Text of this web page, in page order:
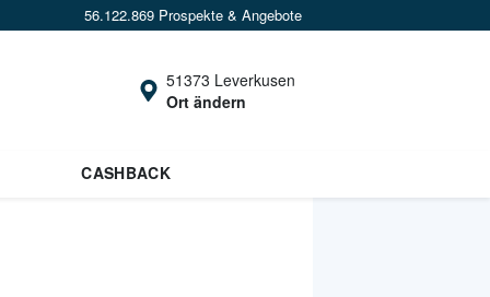
56.122.869 Prospekte & Angebote
51373 Leverkusen
Ort ändern
CASHBACK